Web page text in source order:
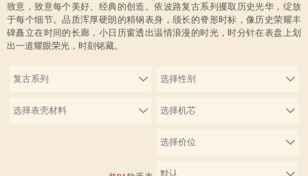
致意，致意每个美好、经典的创造。依波路复古系列攫取历史光华，绽放
于每个细节。品质浑厚硬朗的精钢表身，颀长的脊形时标，像历史荣耀丰
碑矗立在时间的长廊，小日历窗透出温情浪漫的时光，时分针在表盘上划
出一道耀眼荣光，时刻铭藏。